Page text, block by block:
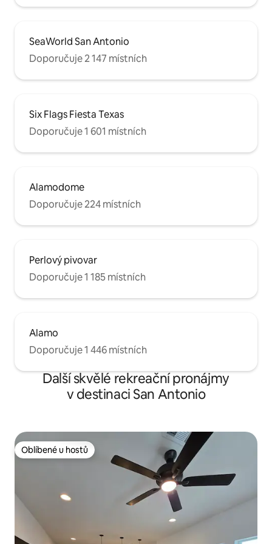
SeaWorld San Antonio
Doporučuje 2 147 místních
Six Flags Fiesta Texas
Doporučuje 1 601 místních
Alamodome
Doporučuje 224 místních
Perlový pivovar
Doporučuje 1 185 místních
Alamo
Doporučuje 1 446 místních
Další skvělé rekreační pronájmy
v destinaci San Antonio
Oblíbené u hostů
Oblíbené u hostů